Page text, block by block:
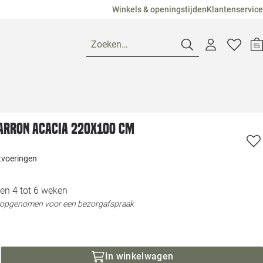
Winkels & openingstijdenKlantenservice
Zoeken…
Pagina suggesties
Klantenservice
Loods 5
acacia 220x100 cm
4 tot 6 weken
voor een bezorgafspraak
In winkelwagen